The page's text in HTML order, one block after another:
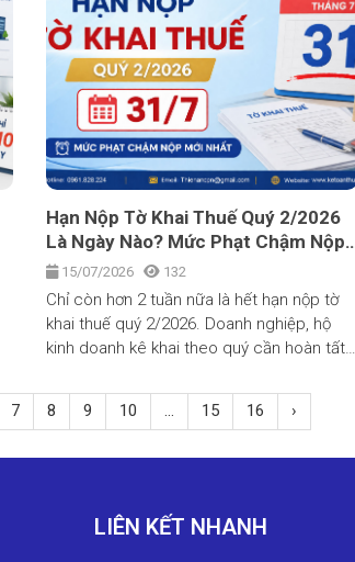
Nội. Chúng tôi nhận trọn gói từ ghi sổ, kê
khai thuế, lập báo cáo tài chính đến quyết
toán và làm việc trực tiếp với cơ quan
thuế.
Hạn Nộp Tờ Khai Thuế Quý 2/2026
Là Ngày Nào? Mức Phạt Chậm Nộp
Và Loạt Quy Định Mới Từ 1/7/2026
15/07/2026 132
Chỉ còn hơn 2 tuần nữa là hết hạn nộp tờ
khai thuế quý 2/2026. Doanh nghiệp, hộ
kinh doanh kê khai theo quý cần hoàn tất
31/7/2026, đồng thời lưu ý hàng loạt quy
định mới vừa có hiệu lực từ 1/7/2026. Kế
7 8 9 10 ... 15 16 ›
LIÊN KẾT NHANH